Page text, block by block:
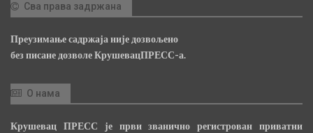
Сва права задржана
Преузимање садржаја није дозвољено
без писане дозволе КрушевацПРЕСС-а.
О нама
Крушевац ПРЕСС је први званично регистрован приватни